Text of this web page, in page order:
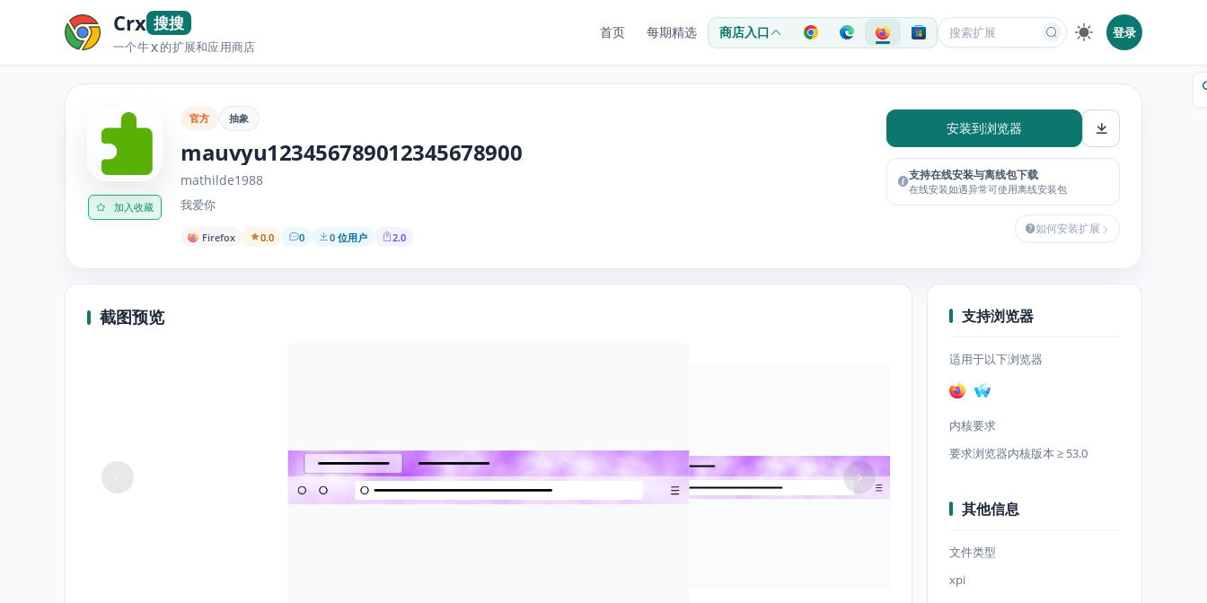
Crx 搜搜
一个牛X的扩展和应用商店
首页 每期精选 商店入口 登录
加入收藏
官方 抽象
mauvyu123456789012345678900
mathilde1988
我爱你
Firefox 0.0 0 0 位用户 2.0
安装到浏览器
支持在线安装与离线包下载
在线安装如遇异常可使用离线安装包
如何安装扩展
截图预览 支持浏览器
适用于以下浏览器
内核要求
要求浏览器内核版本 ≥ 53.0
其他信息
文件类型
xpi